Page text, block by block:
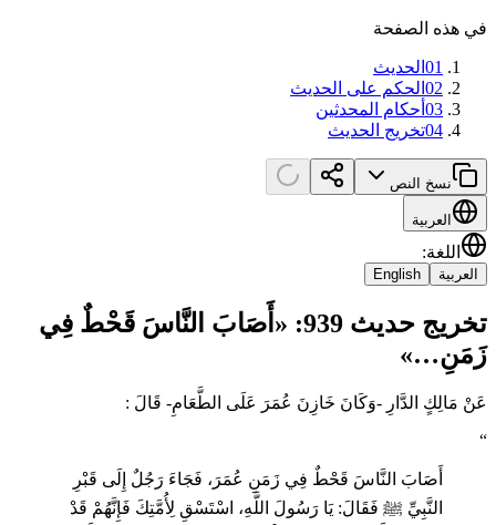
في هذه الصفحة
01 الحديث
02 الحكم على الحديث
03 أحكام المحدثين
04تخريج الحديث
نسخ النص
العربية
اللغة:
العربية English
تخريج حديث 939: «أَصَابَ النَّاسَ قَحْطٌ فِي
زَمَنِ…»
عَنْ مَالِكٍ الدَّارِ -وَكَانَ خَازِنَ عُمَرَ عَلَى الطَّعَامِ- قَالَ :
“
أَصَابَ النَّاسَ قَحْطٌ فِي زَمَنِ عُمَرَ، فَجَاءَ رَجُلٌ إِلَى قَبْرِ
النَّبِيِّ ﷺ فَقَالَ: يَا رَسُولَ اللَّهِ، ‌اسْتَسْقِ ‌لِأُمَّتِكَ فَإِنَّهُمْ قَدْ